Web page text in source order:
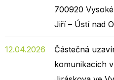
700920
Jiří – Ústí nad
12.04.2026
Částečná
komunikacích